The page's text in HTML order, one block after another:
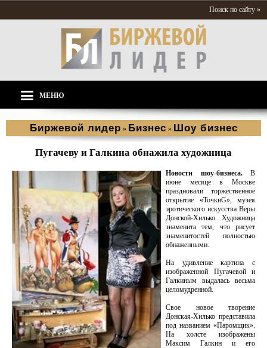
Поиск по сайту »
МЕНЮ
Биржевой лидер » Бизнес » Шоу бизнес
Пугачеву и Галкина обнажила художница
Новости шоу-бизнеса.В
июне месяце в Москве
праздновали торжественное
открытие «ТочкиG», музея
эротического искусства Веры
Донской-Хилько. Художница
знаменита тем, что рисует
знаменитостей полностью
обнаженными.
На удивление картина с
изображенной Пугачевой и
Галкиным выдалась весьма
целомудренной.
Свое новое творение
Донская-Хилько представила
под названием «Паромщик».
На холсте изображены
Максим Галкин и его